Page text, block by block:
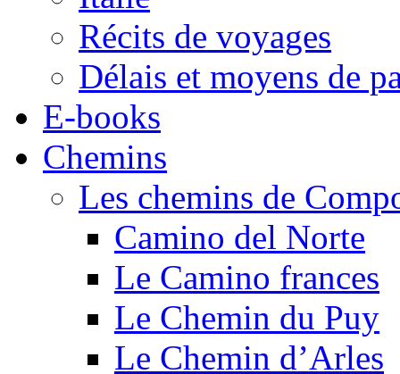
Récits de voyages
Délais et moyens de
E-books
Chemins
Les chemins de
Camino del Norte
Le Camino frances
Le Chemin du Puy
Le Chemin d’Arles